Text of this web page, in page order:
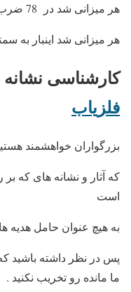
هر میزانی شد در 78 ضرب می شود .
هر میزانی شد اینبار به
کارشناسی
فلزیاب
بزرگواران خواهشمند
که آثار و نشانه های که
است
به هیچ عنوان حامل هدیه
پس در نظر داشته باشید
ما مانده رو تخریب نکنید .